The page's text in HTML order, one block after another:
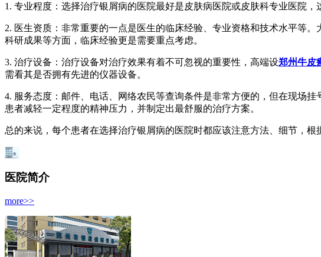
1. 专业程度：选择治疗银屑病的医院最好是皮肤病医院或皮肤科专业医院
2. 医生资质：非常重要的一点是医生的临床经验、专业资格和技术水平等
科研成果等方面，临床经验更是需要重点考虑。
3. 治疗设备：治疗设备对治疗效果有着不可忽视的重要性，高端设郑州牛皮
需看其是否拥有先进的仪器设备。
4. 服务态度：邮件、电话、网络农民等查询条件是非常方便的，但在现场
患者减轻一定程度的精神压力，并制定出最舒服的治疗方案。
总的来说，每个患者在选择治疗银屑病的医院时都应该注意方法、细节，
医院简介
more>>